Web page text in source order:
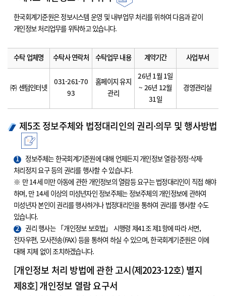
한국회계기준원은 정보시스템 운영 및 내부업무 처리를 위하여 다음과 같이
개인정보 처리업무를 위탁하고 있습니다.
수탁 업체명 수탁사 연락처 수탁업무 내용 계약기간 사업부서
㈜ 센텀인터넷
031-261-70
93
홈페이지 유지
관리
26년 1월 1일
~ 26년 12월
31일
경영관리실
제5조 정보주체와 법정대리인의 권리·의무 및 행사방법
1
정보주체는 한국회계기준원에 대해 언제든지 개인정보 열람·정정·삭제·
처리정지 요구 등의 권리를 행사할 수 있습니다.
※ 만 14세 미만 아동에 관한 개인정보의 열람등 요구는 법정대리인이 직접 해야
하며, 만 14세 이상의 미성년자인 정보주체는 정보주체의 개인정보에 관하여
미성년자 본인이 권리를 행사하거나 법정대리인을 통하여 권리를 행사할 수도
있습니다.
2
권리 행사는 「개인정보 보호법」 시행령 제41조 제1항에 따라 서면,
전자우편, 모사전송(FAX) 등을 통하여 하실 수 있으며, 한국회계기준원은 이에
대해 지체 없이 조치하겠습니다.
[개인정보 처리 방법에 관한 고시(제2023-12호) 별지
제8호] 개인정보 열람 요구서